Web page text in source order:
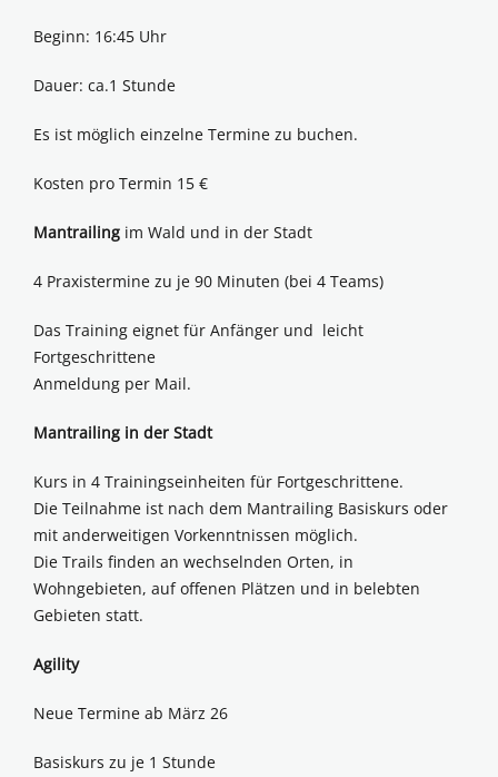
Beginn: 16:45 Uhr
Dauer: ca.1 Stunde
Es ist möglich einzelne Termine zu buchen.
Kosten pro Termin 15 €
Mantrailing im Wald und in der Stadt
4 Praxistermine zu je 90 Minuten (bei 4 Teams)
Das Training eignet für Anfänger und leicht
Fortgeschrittene
Anmeldung per Mail.
Mantrailing in der Stadt
Kurs in 4 Trainingseinheiten für Fortgeschrittene.
Die Teilnahme ist nach dem Mantrailing Basiskurs oder
mit anderweitigen Vorkenntnissen möglich.
Die Trails finden an wechselnden Orten, in
Wohngebieten, auf offenen Plätzen und in belebten
Gebieten statt.
Agility
Neue Termine ab März 26
Basiskurs zu je 1 Stunde